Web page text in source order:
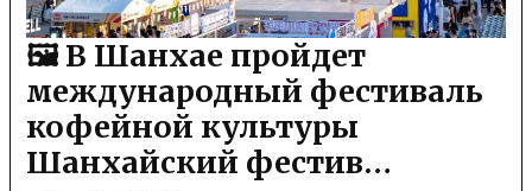
🖼 В Шанхае пройдет
международный фестиваль
кофейной культуры
Шанхайский фестив…